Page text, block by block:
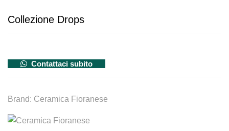
Collezione Drops
Contattaci subito
Brand: Ceramica Fioranese